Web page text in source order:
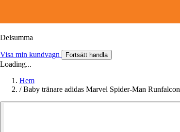
Delsumma
Visa min kundvagn Fortsätt handla
Loading...
Hem
/ Baby tränare adidas Marvel Spider-Man Runfalcon